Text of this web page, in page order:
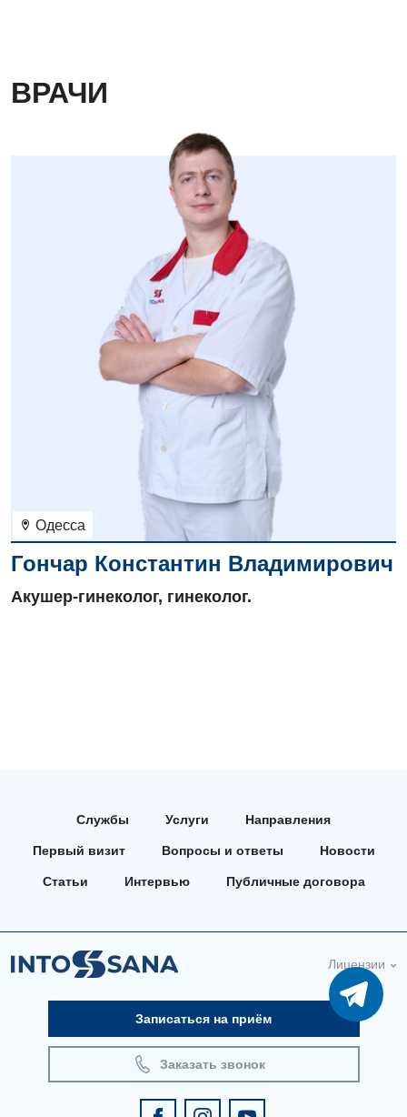
ВРАЧИ
Одесса
Гончар Константин Владимирович
Акушер-гинеколог, гинеколог.
Службы Услуги Направления
Первый визит Вопросы и ответы Новости
Статьи Интервью Публичные договора
Лицензии
Записаться на приём
Заказать звонок